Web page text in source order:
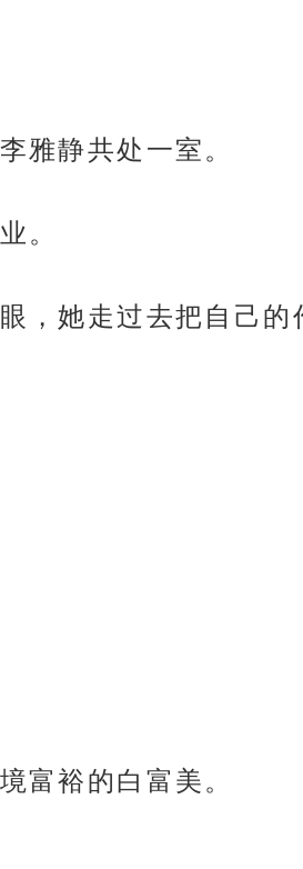
雅静共处一室。
。
，她走过去把自己的
富裕的白富美。